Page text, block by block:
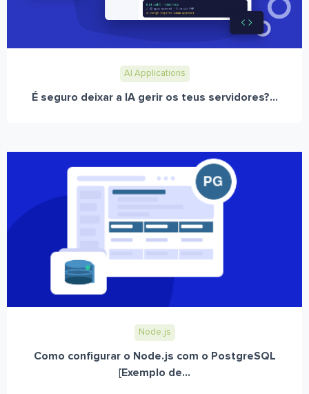
AI Applications
É seguro deixar a IA gerir os teus servidores?...
Node.js
Como configurar o Node.js com o PostgreSQL
[Exemplo de...